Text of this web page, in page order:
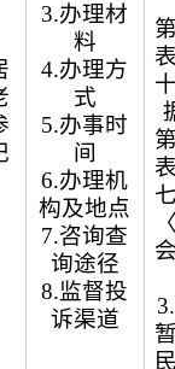
3.办理材
料
4.办理方
式
5.办事时
间
6.办理机
构及地点
7.咨询查
询途径
8.监督投
诉渠道